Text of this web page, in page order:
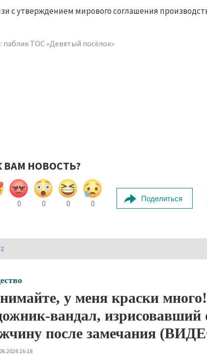
с утверждением мирового соглашения
паблик ТОС «Девятый посёлок»
ВАМ НОВОСТЬ?
0 0 0 0
Поделиться
у меня краски
вандал, изрисовавший
после замечания
16:18